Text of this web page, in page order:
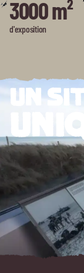
3000 m²
d'exposition
UN